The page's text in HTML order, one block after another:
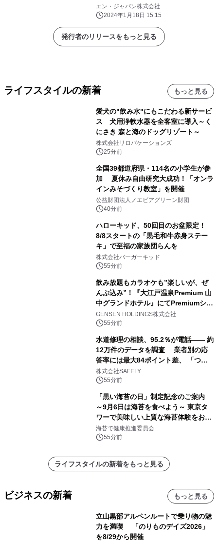
エン・ジャパン株式会社
2024年1月18日 15:15
発行者のリリースをもっと見る
ライフスタイルの新着 もっと見る
愛犬の"飲み水"にもこだわる新サービ
ス 犬用浄軟水器を全客室に導入～く
にさき 森と海のドッグリゾート～
株式会社リロバケーションズ
25分前
全国39都道府県・114名の小学生が参
加 夏休み自由研究大成功！「オンラ
インみそづくり教室」を開催
公益財団法人ノエビアグリーン財団
40分前
ハローキッド、50回目のお盆限定！
8/8スタートの「黒毛和牛赤身ステー
キ」で至福の家族団らんを
株式会社バーガーキッド
55分前
飲み放題もカラオケも”楽しいが、ぜ
んぶ込み”！『大江戸温泉Premium 山
中グランドホテル』にてPremiumシリ
ーズ初のオールインクルーシブ導入
GENSEN HOLDINGS株式会社
55分前
水道修理の相談、95.2％が電話―― 約
12万件のデータを調査 業者別の応
答率には最大84ポイント差、 「つな
がりやすさ」も選定基準に
株式会社SAFELY
55分前
「黒い海苔の日」制定記念のご案内
～9月6日は海苔を食べよう～ 東京タ
ワーで美味しい上質な海苔体験をお届
けします！
海苔で健康推進委員会
55分前
ライフスタイルの新着をもっと見る
ビジネスの新着 もっと見る
立山黒部アルペンルートで乗り物の魅
力を満喫 「のりものデイズ2026」
を8/29から開催